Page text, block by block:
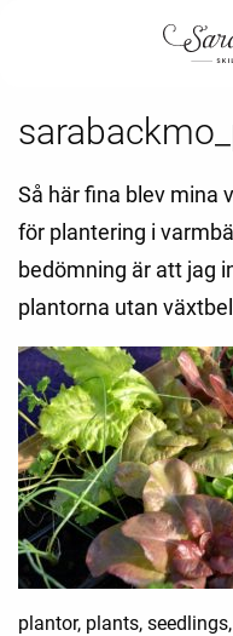
Så här fina blev mina
för plantering i
bedömning är att jag
plantorna utan
plantor, plants,